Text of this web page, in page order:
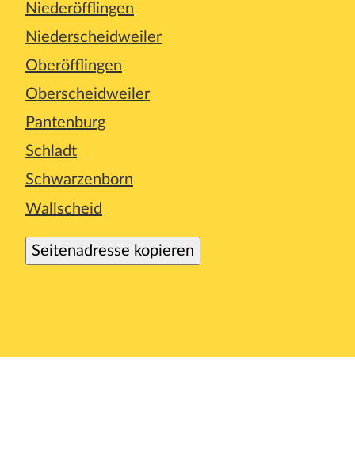
Niederöfflingen
Niederscheidweiler
Oberöfflingen
Oberscheidweiler
Pantenburg
Schladt
Schwarzenborn
Wallscheid
Seitenadresse kopieren